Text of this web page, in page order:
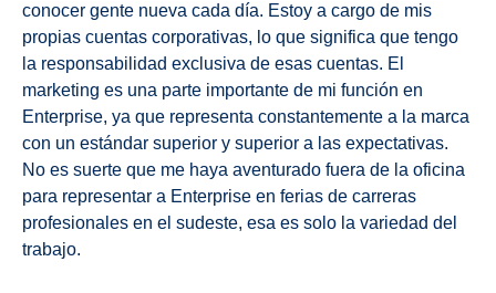
conocer gente nueva cada día. Estoy a cargo de mis
propias cuentas corporativas, lo que significa que tengo
la responsabilidad exclusiva de esas cuentas. El
marketing es una parte importante de mi función en
Enterprise, ya que representa constantemente a la marca
con un estándar superior y superior a las expectativas.
No es suerte que me haya aventurado fuera de la oficina
para representar a Enterprise en ferias de carreras
profesionales en el sudeste, esa es solo la variedad del
trabajo.